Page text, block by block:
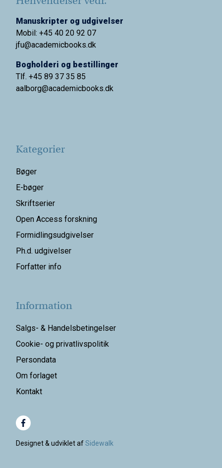
Manuskripter og udgivelser
Mobil: +45 40 20 92 07
jfu@academicbooks.dk
Bogholderi og bestillinger
Tlf. +45 89 37 35 85
aalborg@academicbooks.dk
Kategorier
Bøger
E-bøger
Skriftserier
Open Access forskning
Formidlingsudgivelser
Ph.d. udgivelser
Forfatter info
Information
Salgs- & Handelsbetingelser
Cookie- og privatlivspolitik
Persondata
Om forlaget
Kontakt
Designet & udviklet afSidewalk